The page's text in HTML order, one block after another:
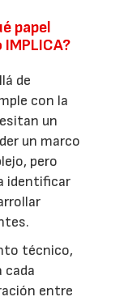
papel
de
con la
un
un marco
pero
identificar
técnico,
cada
entre